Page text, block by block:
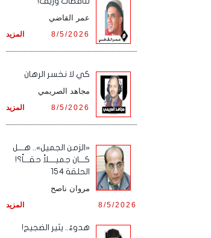
عمر القاضي
المزيد 8/5/2026
كي لا نخسر الرهان
مجاهد الصريمي
المزيد 8/5/2026
«الزمن الجميل».. هـــل
كـــان جميــــلاً حقـــاً؟!
الحلقة 154
مروان ناصح
المزيد 8/5/2026
هدوءٌ.. يثير الضجيج!